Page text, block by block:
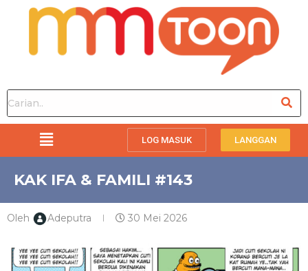
LOG MASUK LANGGAN
KAK IFA & FAMILI #143
Oleh Adeputra 30 Mei 2026